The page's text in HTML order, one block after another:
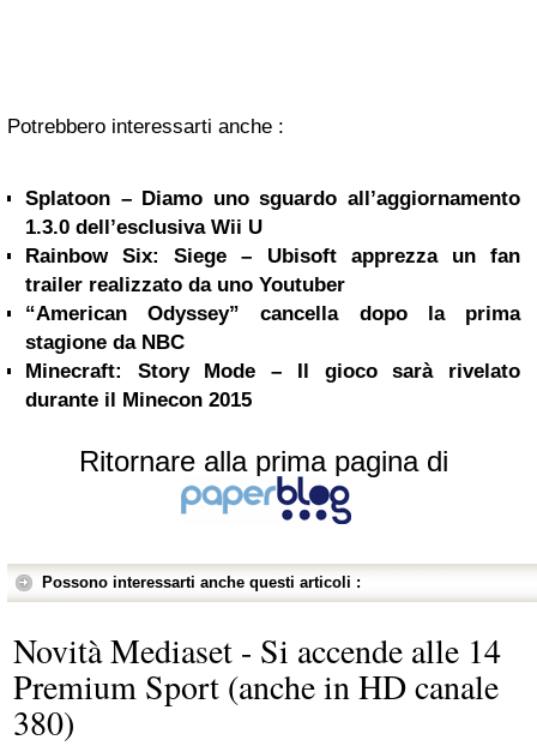
Potrebbero interessarti anche :
Splatoon – Diamo uno sguardo all’aggiornamento
1.3.0 dell’esclusiva Wii U
Rainbow Six: Siege – Ubisoft apprezza un fan
trailer realizzato da uno Youtuber
“American Odyssey” cancella dopo la prima
stagione da NBC
Minecraft: Story Mode – Il gioco sarà rivelato
durante il Minecon 2015
Ritornare alla prima pagina di
Possono interessarti anche questi articoli :
Novità Mediaset - Si accende alle 14
Premium Sport (anche in HD canale
380)